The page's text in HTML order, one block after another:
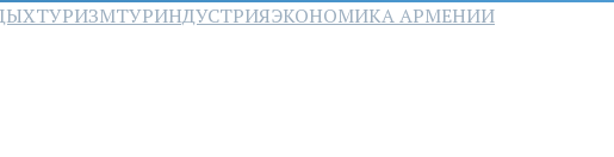
ТУРИЗМТУРИНДУСТРИЯЭКОНОМИКА АРМЕНИИ